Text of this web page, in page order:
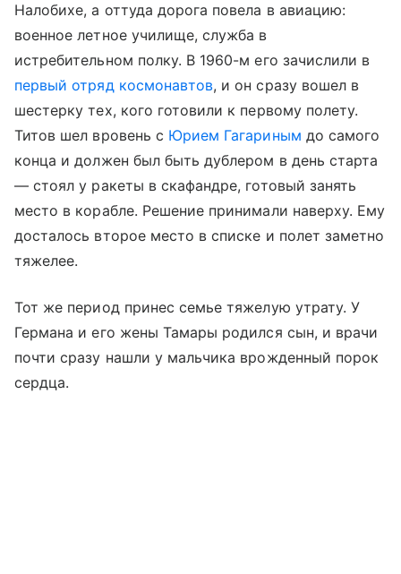
Налобихе, а оттуда дорога повела в авиацию:
военное летное училище, служба в
истребительном полку. В 1960-м его зачислили в
первый отряд космонавтов, и он сразу вошел в
шестерку тех, кого готовили к первому полету.
Титов шел вровень с Юрием Гагариным до самого
конца и должен был быть дублером в день старта
— стоял у ракеты в скафандре, готовый занять
место в корабле. Решение принимали наверху. Ему
досталось второе место в списке и полет заметно
тяжелее.
Тот же период принес семье тяжелую утрату. У
Германа и его жены Тамары родился сын, и врачи
почти сразу нашли у мальчика врожденный порок
сердца.